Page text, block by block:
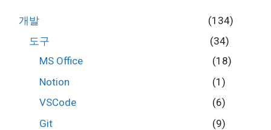
개발
(134)
도구
(34)
MS Office
(18)
Notion
(1)
VSCode
(6)
Git
(9)